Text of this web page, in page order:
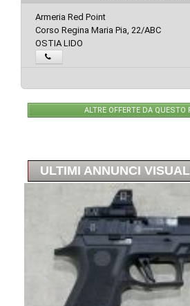
Armeria Red Point
Corso Regina Maria Pia, 22/ABC
OSTIA LIDO
ALTRE OFFERTE DA QUESTO
ULTIMI ANNUNCI